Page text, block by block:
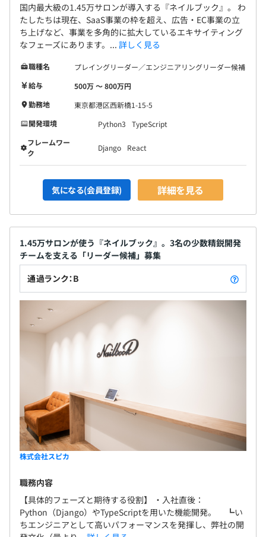
国内最大級の1.45万サロンが導入する『ネイルブック』。 わ
たしたちは現在、SaaS事業の枠を超え、広告・EC事業の立
ち上げなど、事業を多角的に拡大しているエキサイティング
なフェーズにあります。... 詳しく見る
職種名
プレイングリーダー／エンジニアリングリーダー候補
給与
500万 〜 800万円
勤務地
東京都港区西新橋1-15-5
開発環境
Python3
TypeScript
フレームワー
ク
Django React
気になる(会員登録) 詳細を見る
1.45万サロンが使う『ネイルブック』。3名の少数精鋭開発
チームを支える「リーダー候補」募集
通過ランク：B
株式会社スピカ
職務内容
【具体的フェーズと期待する役割】 ・入社直後：
Python（Django）やTypeScriptを用いた機能開発。 ┗い
ちエンジニアとして高いパフォーマンスを発揮し、弊社の開